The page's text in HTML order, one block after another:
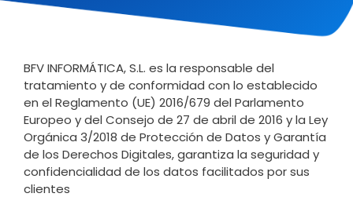
BFV INFORMÁTICA, S.L. es la responsable del
tratamiento y de conformidad con lo establecido
en el Reglamento (UE) 2016/679 del Parlamento
Europeo y del Consejo de 27 de abril de 2016 y la Ley
Orgánica 3/2018 de Protección de Datos y Garantía
de los Derechos Digitales, garantiza la seguridad y
confidencialidad de los datos facilitados por sus
clientes